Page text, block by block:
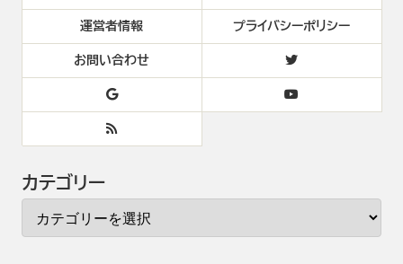
運営者情報 プライバシーポリシー
お問い合わせ
カテゴリー